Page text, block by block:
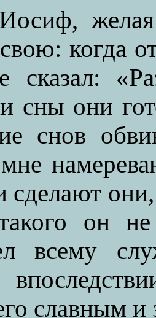
желая
когда
сказал:
сны они
снов
сделают
он
всему
славным